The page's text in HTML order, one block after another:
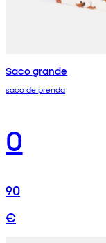
Saco grande
saco de prenda
0
90
€